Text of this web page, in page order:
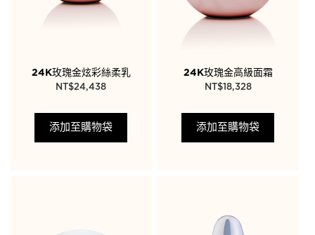
24K玫瑰金炫彩絲柔乳
NT$24,438
添加至購物袋
24K玫瑰金高級面霜
NT$18,328
添加至購物袋